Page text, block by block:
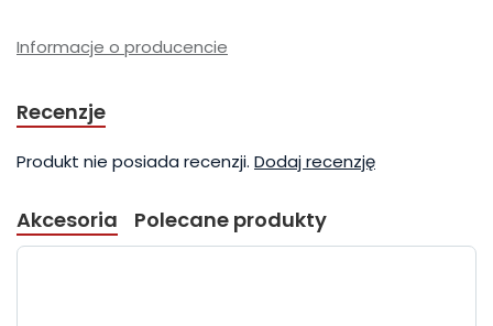
Informacje o producencie
Recenzje
Produkt nie posiada recenzji. Dodaj recenzję
Akcesoria Polecane produkty